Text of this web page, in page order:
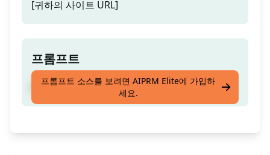
[귀하의 사이트 URL]
프롬프트
SEO 친화적 메타 생성
프롬프트 소스를 보려면 AIPRM Elite에 가입하
세요.